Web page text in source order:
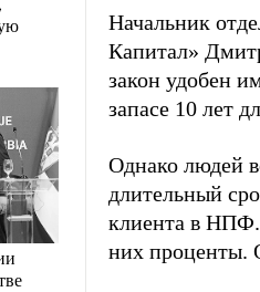
Начальник
Капитал»
закон удобен
запасе 10 лет
Однако людей
длительный
клиента в НПФ.
них проценты.